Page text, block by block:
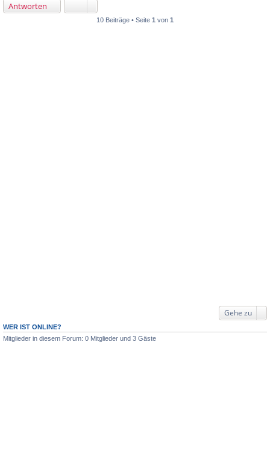
Antworten
10 Beiträge • Seite 1 von 1
Gehe zu
WER IST ONLINE?
Mitglieder in diesem Forum: 0 Mitglieder und 3 Gäste